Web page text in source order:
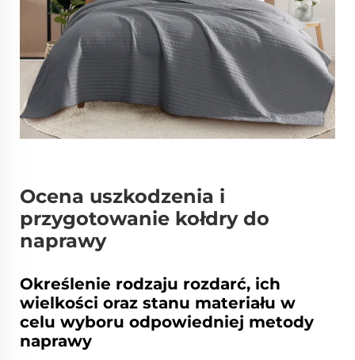
Ocena uszkodzenia i
przygotowanie kołdry do
naprawy
Określenie rodzaju rozdarć, ich
wielkości oraz stanu materiału w
celu wyboru odpowiedniej metody
naprawy